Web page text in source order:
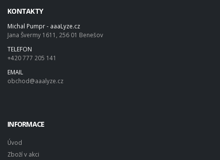
KONTAKTY
Michal Pumpr - aaaLyze.cz
Jana Švermy 1611, 256 01 Benešov
TELEFON
+420 777 205 141
EMAIL
obchod@aaalyze.cz
INFORMACE
Úvod
Zboží v akci